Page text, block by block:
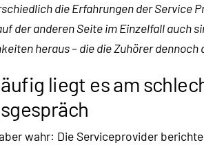
die Erfahrungen der Service
der anderen Seite im Einzelfall auch
heraus – die die Zuhörer
liegt es am
wahr: Die Serviceprovider